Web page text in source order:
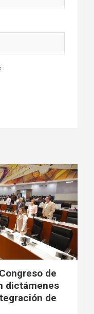
de
dictámenes
de